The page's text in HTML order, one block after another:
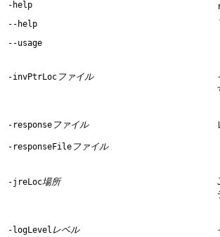
-help
--help
--usage
-invPtrLoc ファイル
-response ファイル
-responseFile ファイル
-jreLoc場所
-logLevel レベル